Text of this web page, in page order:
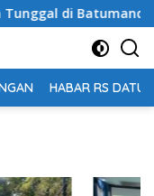
di Batumandi
HABAR RS DATU